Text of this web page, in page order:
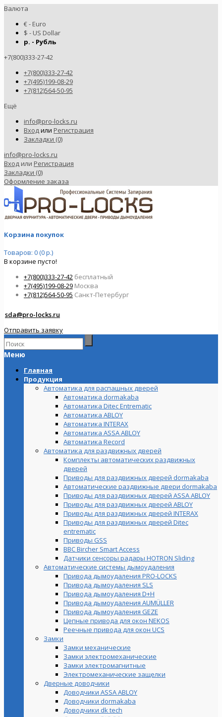
Валюта
€ - Euro
$ - US Dollar
р. - Рубль
+7(800)333-27-42
+7(800)333-27-42
+7(495)199-08-29
+7(812)564-50-95
Ещё
info@pro-locks.ru
Входили Регистрация
Закладки (0)
info@pro-locks.ru
Вход или Регистрация
Закладки (0)
Оформление заказа
Корзина покупок
Товаров: 0 (0 р.)
В корзине пусто!
+7(800)333-27-42 бесплатный
+7(495)199-08-29 Москва
+7(812)564-50-95 Санкт-Петербург
sda@pro-locks.ru
Отправить заявку
Меню
Главная
Продукция
Автоматика для распашных дверей
Автоматика dormakaba
Автоматика Ditec Entrematic
Автоматика ABLOY
Автоматика INTERAX
Автоматика ASSA ABLOY
Автоматика Record
Автоматика для раздвижных дверей
Комплекты автоматических раздвижных
дверей
Приводы для раздвижных дверей dormakaba
Автоматические раздвижные двери dormakaba
Приводы для раздвижных дверей ASSA ABLOY
Приводы для раздвижных дверей ABLOY
Приводы для раздвижных дверей INTERAX
Приводы для раздвижных дверей Ditec
entrematic
Приводы GSS
BBC Bircher Smart Access
Датчики сенсоры радары HOTRON Sliding
Автоматические системы дымоудаления
Привода дымоудаления PRO-LOCKS
Привода дымоудаления SLS
Привода дымоудаления D+H
Привода дымоудаления AUMÜLLER
Привода дымоудаления GEZE
Цепные привода для окон NEKOS
Реечные привода для окон UСS
Замки
Замки механические
Замки электромеханические
Замки электромагнитные
Электромеханические защелки
Дверные доводчики
Доводчики ASSA ABLOY
Доводчики dormakaba
Доводчики dk tech